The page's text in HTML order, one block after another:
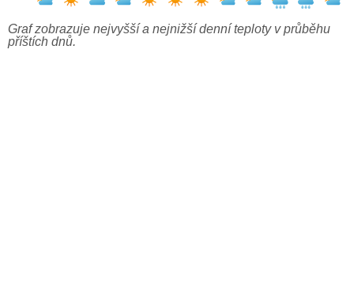
Graf zobrazuje nejvyšší a nejnižší denní teploty v průběhu
příštích dnů.